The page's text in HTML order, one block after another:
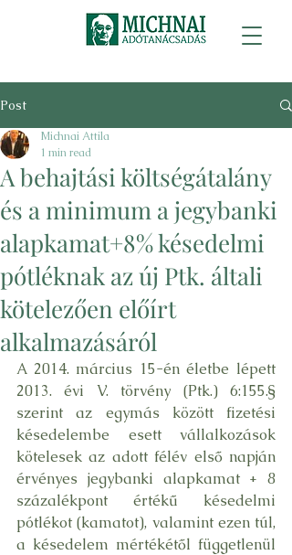
Post
A behajtási költségátalány
és a minimum a jegybanki
alapkamat+8% késedelmi
pótléknak az új Ptk. általi
kötelezően előírt
alkalmazásáról
Michnai Attila
1 min read
A 2014. március 15-én életbe lépett
2013. évi V. törvény (Ptk.) 6:155.§
szerint az egymás között fizetési
késedelembe esett vállalkozások
kötelesek az adott félév első napján
érvényes jegybanki alapkamat + 8
százalékpont értékű késedelmi
pótlékot (kamatot), valamint ezen túl,
a késedelem mértékétől függetlenül